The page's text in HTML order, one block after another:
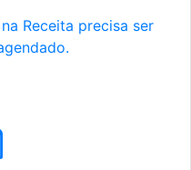
Receita precisa ser